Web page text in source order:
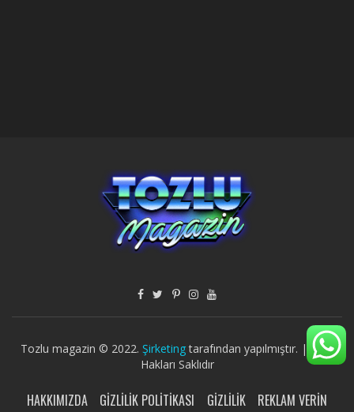
Tozlu magazin © 2022. Şirketingtarafından yapılmıştır. | Tüm
Hakları Saklıdır
HAKKIMIZDA GIZLILIK POLITIKASI GIZLILIK REKLAM VERIN